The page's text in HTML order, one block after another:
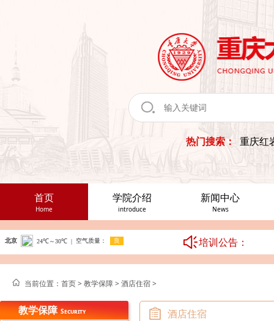
热门搜索： 重庆红
首页
Home
学院介绍
introduce
新闻中心
News
培训公告：
当前位置： 首页 > 教学保障> 酒店住宿>
教学保障 Security 酒店住宿